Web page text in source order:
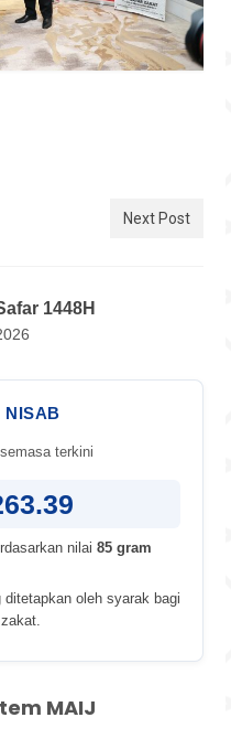
Next Post
1448H
NISAB
terkini
nilai 85 gram
oleh syarak bagi
MAIJ